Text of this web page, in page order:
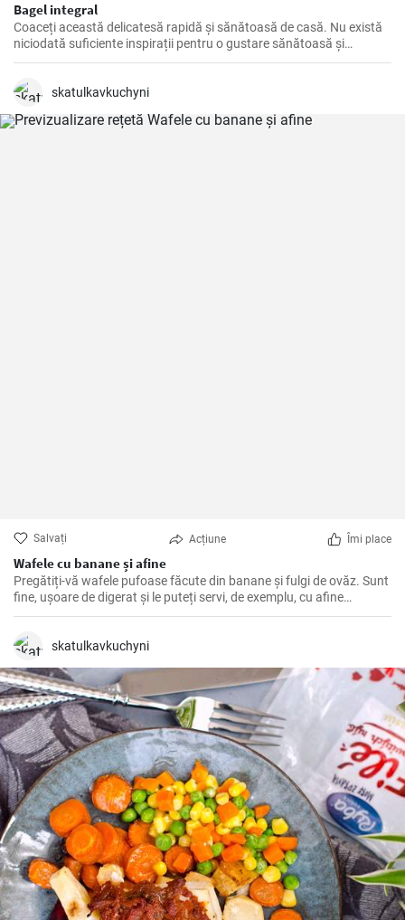
Bagel integral
Coaceți această delicatesă rapidă și sănătoasă de casă. Nu există
niciodată suficiente inspirații pentru o gustare sănătoasă și
delicioasă.
skatulkavkuchyni
Salvați Acțiune Îmi place
Wafele cu banane și afine
Pregătiți-vă wafele pufoase făcute din banane și fulgi de ovăz. Sunt
fine, ușoare de digerat și le puteți servi, de exemplu, cu afine
proaspete și sirop de afine.
skatulkavkuchyni